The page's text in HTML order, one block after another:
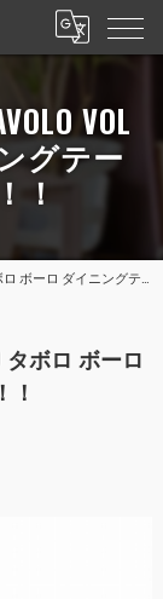
VOL
グテー
！
ニングテーブル 入荷しました！！
タボロ ボーロ